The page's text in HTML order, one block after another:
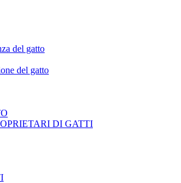
del gatto
del gatto
DI GATTI